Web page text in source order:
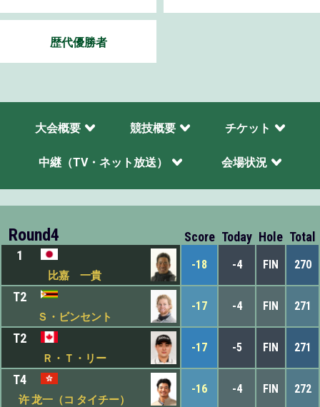
歴代優勝者
大会概要 競技概要 チケット
中継（TV・ネット放送） 会場状況
Round4 Score Today Hole Total
1
比嘉 一貴
-18 -4 FIN 270
T2
Ｓ・ビンセント
-17 -4 FIN 271
T2
Ｒ・Ｔ・リー
-17 -5 FIN 271
T4
许 龙一（コ タイチー）
-16 -4 FIN 272